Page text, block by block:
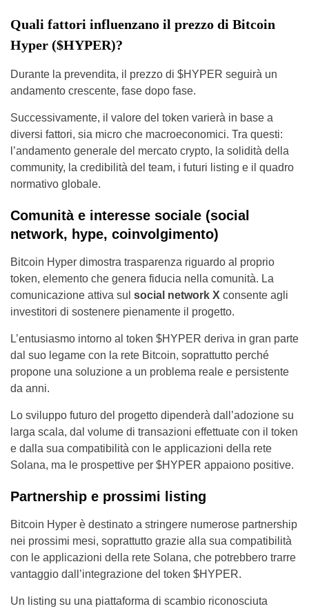
Quali fattori influenzano il prezzo di Bitcoin
Hyper ($HYPER)?
Durante la prevendita, il prezzo di $HYPER seguirà un
andamento crescente, fase dopo fase.
Successivamente, il valore del token varierà in base a
diversi fattori, sia micro che macroeconomici. Tra questi:
l’andamento generale del mercato crypto, la solidità della
community, la credibilità del team, i futuri listing e il quadro
normativo globale.
Comunità e interesse sociale (social
network, hype, coinvolgimento)
Bitcoin Hyper dimostra trasparenza riguardo al proprio
token, elemento che genera fiducia nella comunità. La
comunicazione attiva sul social network X consente agli
investitori di sostenere pienamente il progetto.
L’entusiasmo intorno al token $HYPER deriva in gran parte
dal suo legame con la rete Bitcoin, soprattutto perché
propone una soluzione a un problema reale e persistente
da anni.
Lo sviluppo futuro del progetto dipenderà dall’adozione su
larga scala, dal volume di transazioni effettuate con il token
e dalla sua compatibilità con le applicazioni della rete
Solana, ma le prospettive per $HYPER appaiono positive.
Partnership e prossimi listing
Bitcoin Hyper è destinato a stringere numerose partnership
nei prossimi mesi, soprattutto grazie alla sua compatibilità
con le applicazioni della rete Solana, che potrebbero trarre
vantaggio dall’integrazione del token $HYPER.
Un listing su una piattaforma di scambio riconosciuta